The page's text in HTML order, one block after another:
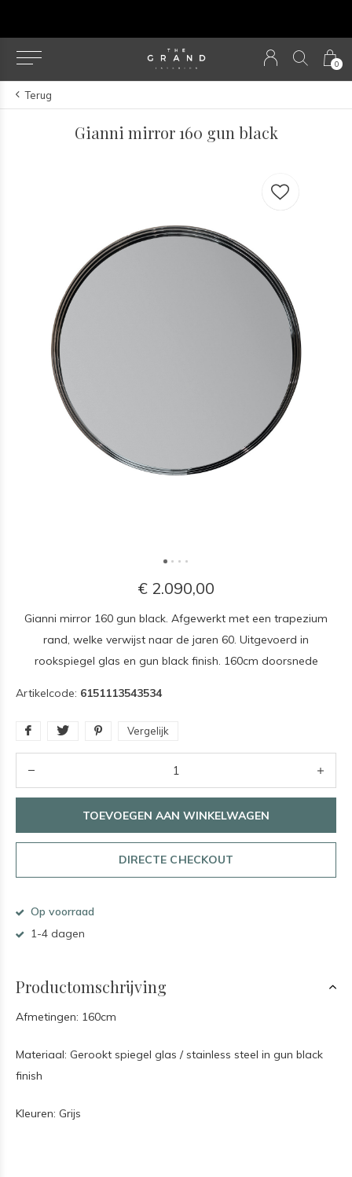
0
Terug
Gianni mirror 160 gun black
€ 2.090,00
Gianni mirror 160 gun black. Afgewerkt met een trapezium
rand, welke verwijst naar de jaren 60. Uitgevoerd in
rookspiegel glas en gun black finish. 160cm doorsnede
Artikelcode: 6151113543534
Vergelijk
TOEVOEGEN AAN WINKELWAGEN
DIRECTE CHECKOUT
Op voorraad
1-4 dagen
Productomschrijving
Afmetingen: 160cm
Materiaal: Gerookt spiegel glas / stainless steel in gun black
finish
Kleuren: Grijs